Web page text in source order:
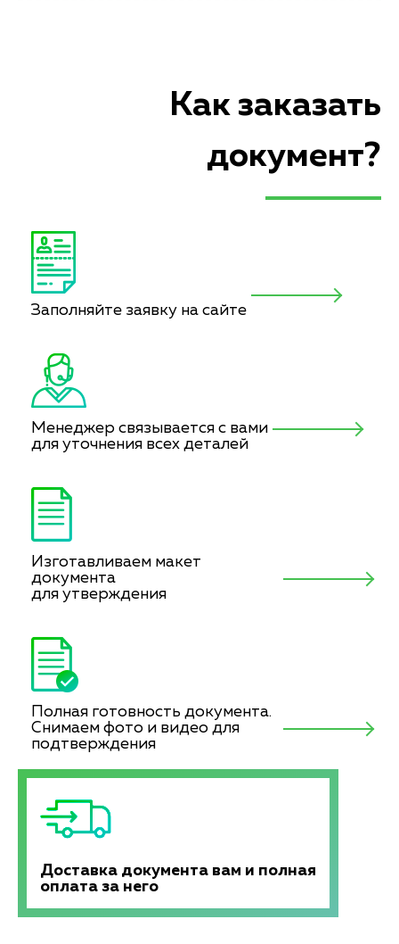
Как заказать
документ?
Заполняйте заявку на сайте
Менеджер связывается с вами
для уточнения всех деталей
Изготавливаем макет
документа
для утверждения
Полная готовность документа.
Снимаем фото и видео для
подтверждения
Доставка документа вам и полная
оплата за него